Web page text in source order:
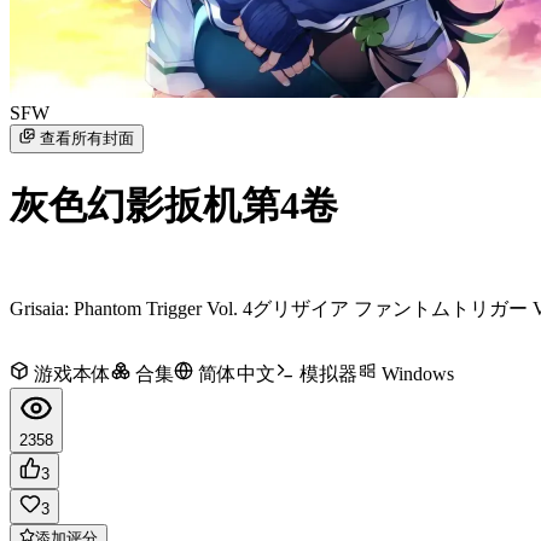
SFW
查看所有封面
灰色幻影扳机第4卷
Grisaia: Phantom Trigger Vol. 4グリザイア ファントムトリガー
游戏本体 合集 简体中文 模拟器 Windows
2358
3
3